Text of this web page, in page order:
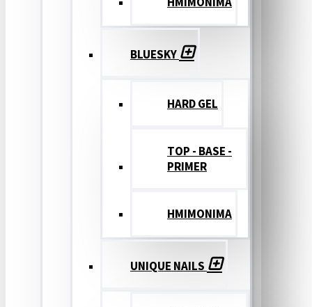
BLUESKY
HARD GEL
TOP - BASE -
PRIMER
ΗΜΙΜΟΝΙΜΑ
UNIQUE NAILS